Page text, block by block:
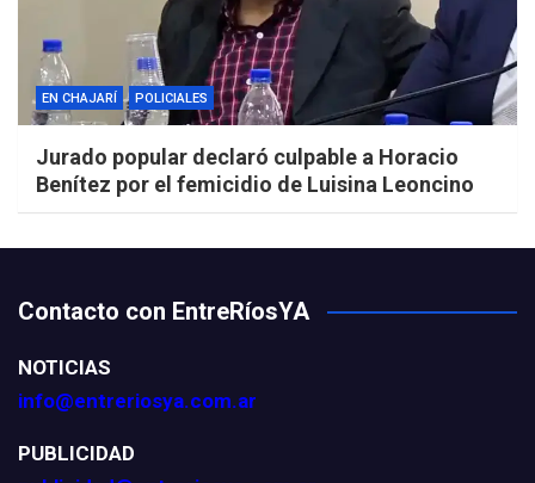
EN CHAJARÍ POLICIALES
Jurado popular declaró culpable a Horacio
Benítez por el femicidio de Luisina Leoncino
Contacto con EntreRíosYA
NOTICIAS
info@entreriosya.com.ar
PUBLICIDAD